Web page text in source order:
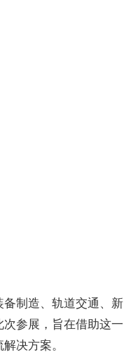
制造、轨道交通、新
次参展，旨在借助这一
决方案。